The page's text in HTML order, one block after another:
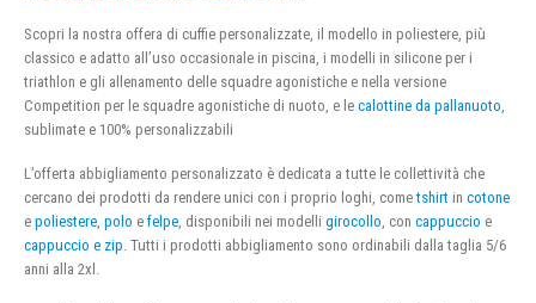
Scopri la nostra offera di cuffie personalizzate, il modello in poliestere, più
classico e adatto all’uso occasionale in piscina, i modelli in silicone per i
triathlon e gli allenamento delle squadre agonistiche e nella versione
Competition per le squadre agonistiche di nuoto, e le calottine da pallanuoto,
sublimate e 100% personalizzabili
L’offerta abbigliamento personalizzato è dedicata a tutte le collettività che
cercano dei prodotti da rendere unici con i proprio loghi, cometshirt in cotone
e poliestere, polo e felpe, disponibili nei modelli girocollo, con cappuccio e
cappuccio e zip. Tutti i prodotti abbigliamento sono ordinabili dalla taglia 5/6
anni alla 2xl.